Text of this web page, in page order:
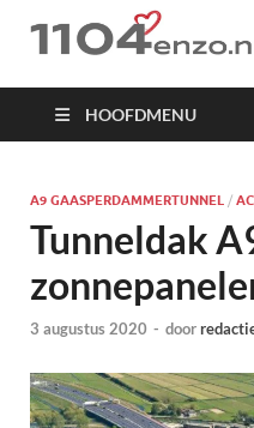
1104 en
HOOFDMENU
A9 GAASPERDAMMERTUNNEL /
Tunneldak
3 augustus 2020 - door